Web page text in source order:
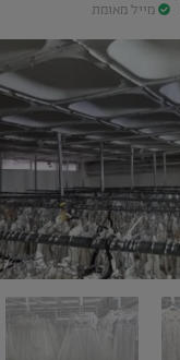
מייל מאומת